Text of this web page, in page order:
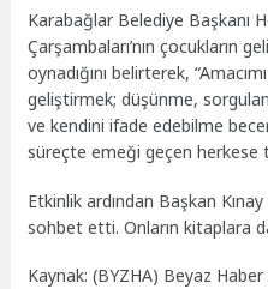
Karabağlar Belediye Başkanı
Çarşambaları’nın çocukların
oynadığını belirterek,
geliştirmek; düşünme,
ve kendini ifade edebilme
süreçte emeği geçen herkese
Etkinlik ardından Başkan
sohbet etti. Onların kitaplara
Kaynak: (BYZHA) Beyaz Haber